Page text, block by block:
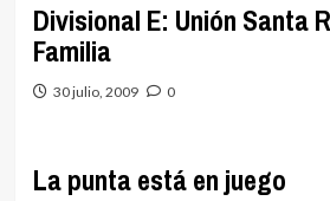
Divisional E: Unión Santa
Familia
30 julio, 2009 0
La punta está en juego